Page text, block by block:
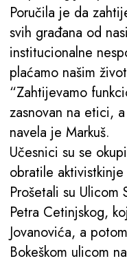
Poručila je da
svih građana od
institucionalne
plaćamo našim
“Zahtijevamo
zasnovan na etici,
navela je Markuš.
Učesnici su se
obratile
Prošetali su Ulicom
Petra Cetinjskog,
Jovanovića, a
Bokeškom ulicom